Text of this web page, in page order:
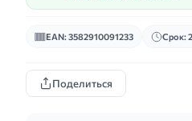
EAN: 3582910091233 Срок:
Поделиться